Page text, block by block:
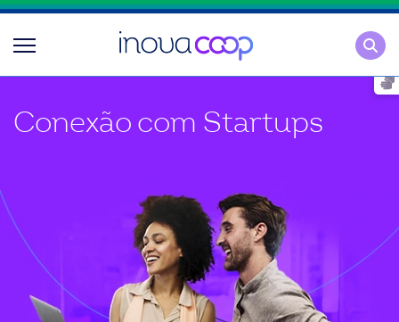
Conexão com Startups